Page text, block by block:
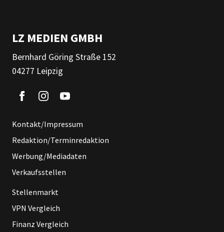
LZ MEDIEN GMBH
Bernhard Göring Straße 152
04277 Leipzig
Kontakt/Impressum
Redaktion/Terminredaktion
Werbung/Mediadaten
Verkaufsstellen
Stellenmarkt
VPN Vergleich
Finanz Vergleich